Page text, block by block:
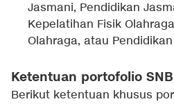
Jasmani, Pendidikan
Kepelatihan Fisik
Olahraga, atau
Ketentuan portofolio
Berikut ketentuan khusus